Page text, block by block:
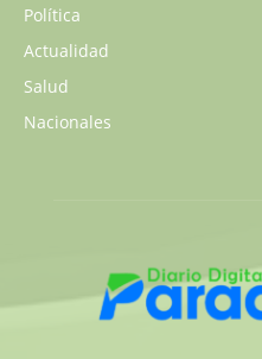
Política
Actualidad
Salud
Nacionales